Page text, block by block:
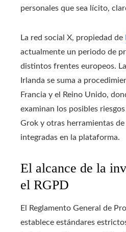
personales que sea lícito,
La red social X, propiedad de
actualmente un periodo de
distintos frentes europeos.
Irlanda se suma a
Francia y el Reino Unido,
examinan los posibles
Grok y otras herramientas
integradas en la plataforma.
El alcance de la
el RGPD
El Reglamento General de
establece estándares